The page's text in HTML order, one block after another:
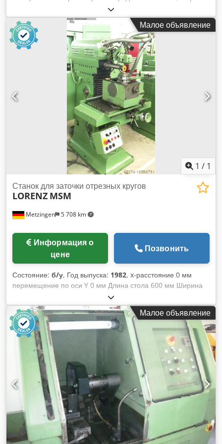
(см): 80 Комплектация / дополнительные детали:
1хЗапасной нож Djdpfemb U Rcox Adyswa Состояние:
Очень хорошее состояние / Новый контрольМалое объявление
1 / 1
Metzingen 5 708 km
Станок для заточки отрезных кругов
LORENZ MSM
цене
Позвонить
Состояние: б/у, Год выпуска: 1982, x-расстояние 0 мм
перемещение по оси Y 0 мм Длина стола 600 мм Ширина
стола 400 мм Общая потребляемая мощность 2 кВт Вес
станка ок. 1500 кг Djdpst Hwr Usfx Adyewa Л О Р Е Н З
Станок для заточки отрезных кругов Тип MSM, год выпуска
ок. 1982 * Серийный номер 13 125 _____ Размер стола 600
x 400 мм Регулировка стола по вертикали (моторизованная/
ручная) 325 мм Поперечная регулировка стола (ручная)
300 мм Ход ползуна шлифовального шпинделя прибл. 50
мм Скорость хода шлифовальной каретки ок. 7,5 ходов/
мин. Высота установки под шлифовальным шпинделем
165-490 мм Диапазон поперечной регулировки
шлифовальной каретки 150 мм Диаметр шлифовального
диска x ширина 100 x 20 мм Скорость вращения
шлифовального шпинделя 11 000 об/мин Общий привод
ок. 2 кВт - 380 В - 50 Гц Вес ок. 1 500 кг Принадлежности /
специальное оборудование: Зажимное устройство для
Малое объявление